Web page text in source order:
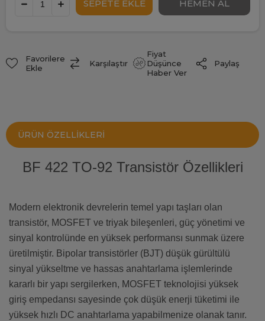
Favorilere
Ekle
Karşılaştır
Fiyat
Düşünce
Haber Ver
Paylaş
ÜRÜN ÖZELLIKLERI
BF 422 TO-92 Transistör Özellikleri
Modern elektronik devrelerin temel yapı taşları olan
transistör, MOSFET ve triyak bileşenleri, güç yönetimi ve
sinyal kontrolünde en yüksek performansı sunmak üzere
üretilmiştir. Bipolar transistörler (BJT) düşük gürültülü
sinyal yükseltme ve hassas anahtarlama işlemlerinde
kararlı bir yapı sergilerken, MOSFET teknolojisi yüksek
giriş empedansı sayesinde çok düşük enerji tüketimi ile
yüksek hızlı DC anahtarlama yapabilmenize olanak tanır.